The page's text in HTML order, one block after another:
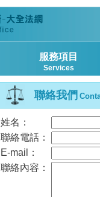
服務項目
Services
聯絡我們
姓名：
聯絡電話：
E-mail：
聯絡內容：